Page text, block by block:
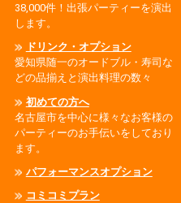
38,000件！出張パーティーを演出
します。
ドリンク・オプション
愛知県随一のオードブル・寿司な
どの品揃えと演出料理の数々
初めての方へ
名古屋市を中心に様々なお客様の
パーティーのお手伝いをしており
ます。
パフォーマンスオプション
コミコミプラン